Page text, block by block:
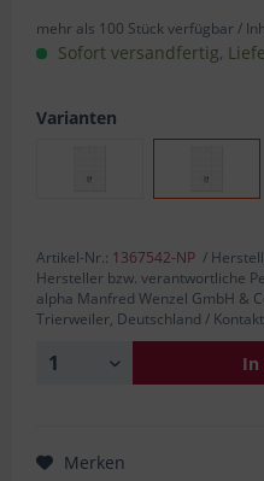
mehr als 100 Stück verfügbar /
Sofort versandfertig,
Varianten
Artikel-Nr.: 1367542-NP /
Hersteller bzw. verantwortliche
alpha Manfred Wenzel GmbH &
Trierweiler, Deutschland /
In
Merken